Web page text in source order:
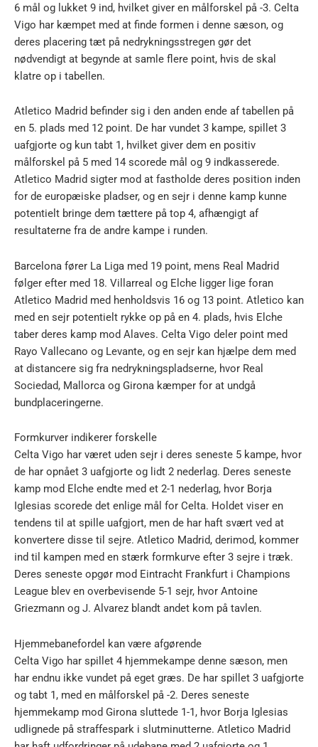
6 mål og lukket 9 ind, hvilket giver en målforskel på -3. Celta
Vigo har kæmpet med at finde formen i denne sæson, og
deres placering tæt på nedrykningsstregen gør det
nødvendigt at begynde at samle flere point, hvis de skal
klatre op i tabellen.
Atletico Madrid befinder sig i den anden ende af tabellen på
en 5. plads med 12 point. De har vundet 3 kampe, spillet 3
uafgjorte og kun tabt 1, hvilket giver dem en positiv
målforskel på 5 med 14 scorede mål og 9 indkasserede.
Atletico Madrid sigter mod at fastholde deres position inden
for de europæiske pladser, og en sejr i denne kamp kunne
potentielt bringe dem tættere på top 4, afhængigt af
resultaterne fra de andre kampe i runden.
Barcelona fører La Liga med 19 point, mens Real Madrid
følger efter med 18. Villarreal og Elche ligger lige foran
Atletico Madrid med henholdsvis 16 og 13 point. Atletico kan
med en sejr potentielt rykke op på en 4. plads, hvis Elche
taber deres kamp mod Alaves. Celta Vigo deler point med
Rayo Vallecano og Levante, og en sejr kan hjælpe dem med
at distancere sig fra nedrykningspladserne, hvor Real
Sociedad, Mallorca og Girona kæmper for at undgå
bundplaceringerne.
Formkurver indikerer forskelle
Celta Vigo har været uden sejr i deres seneste 5 kampe, hvor
de har opnået 3 uafgjorte og lidt 2 nederlag. Deres seneste
kamp mod Elche endte med et 2-1 nederlag, hvor Borja
Iglesias scorede det enlige mål for Celta. Holdet viser en
tendens til at spille uafgjort, men de har haft svært ved at
konvertere disse til sejre. Atletico Madrid, derimod, kommer
ind til kampen med en stærk formkurve efter 3 sejre i træk.
Deres seneste opgør mod Eintracht Frankfurt i Champions
League blev en overbevisende 5-1 sejr, hvor Antoine
Griezmann og J. Alvarez blandt andet kom på tavlen.
Hjemmebanefordel kan være afgørende
Celta Vigo har spillet 4 hjemmekampe denne sæson, men
har endnu ikke vundet på eget græs. De har spillet 3 uafgjorte
og tabt 1, med en målforskel på -2. Deres seneste
hjemmekamp mod Girona sluttede 1-1, hvor Borja Iglesias
udlignede på straffespark i slutminutterne. Atletico Madrid